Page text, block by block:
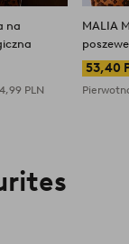
na
PLN
MALIA
53,40